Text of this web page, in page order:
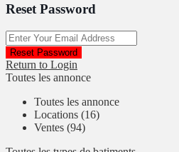
Reset Password
Reset Password
Return to Login
Toutes les annonce
Toutes les annonce
Locations (16)
Ventes (94)